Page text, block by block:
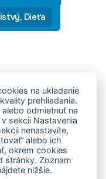
Dieťa
na ukladanie
prehliadania.
odmietnuť na
sekcii Nastavenia
nenastavíte,
alebo ich
okrem cookies
stránky. Zoznam
nižšie.